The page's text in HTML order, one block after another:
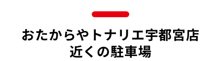
おたからやトナリエ宇都宮店
近くの駐車場